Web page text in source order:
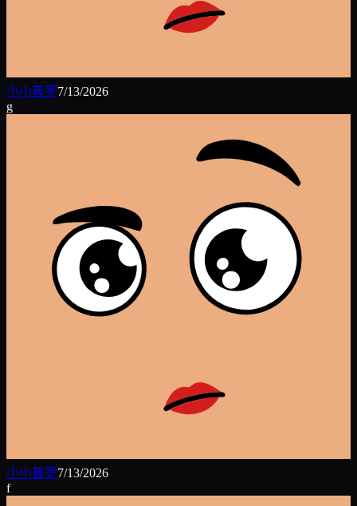
小小普罗7/13/2026
g
小小普罗7/13/2026
f